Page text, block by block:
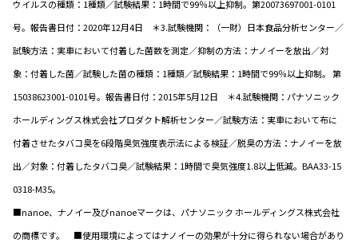
ウイルスの種類：1種類／試験結果：1時間で99％以上抑制。第20073697001-0101
号。報告書日付：2020年12月4日 ＊3.試験機関：（一財）日本食品分析センター／
試験方法：実車において付着した菌数を測定／抑制の方法：ナノイーを放出／対
象：付着した菌／試験した菌の種類：1種類／試験結果：1時間で99％以上抑制。 第
15038623001-0101号。報告書日付：2015年5月12日 ＊4.試験機関：パナソニック
ホールディングス株式会社プロダクト解析センター／試験方法：実車において布に
付着させたタバコ臭を6段階臭気強度表示法による検証／脱臭の方法：ナノイーを放
出／対象：付着したタバコ臭／試験結果：1時間で臭気強度1.8以上低減。BAA33-15
0318-M35。
■nanoe、ナノイー及びnanoeマークは、パナソニック ホールディングス株式会社
の商標です。 ■使用環境によってはナノイーの効果が十分に得られない場合があり